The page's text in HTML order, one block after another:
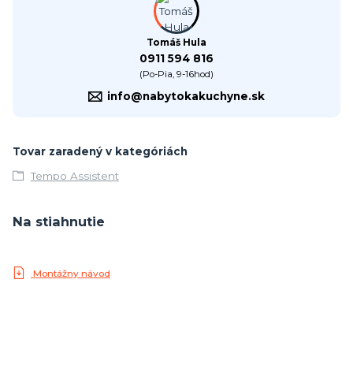
Tomáš Hula
0911 594 816
(Po-Pia, 9-16hod)
info@nabytokakuchyne.sk
Tovar zaradený v kategóriách
Tempo Assistent
Na stiahnutie
Montážny návod